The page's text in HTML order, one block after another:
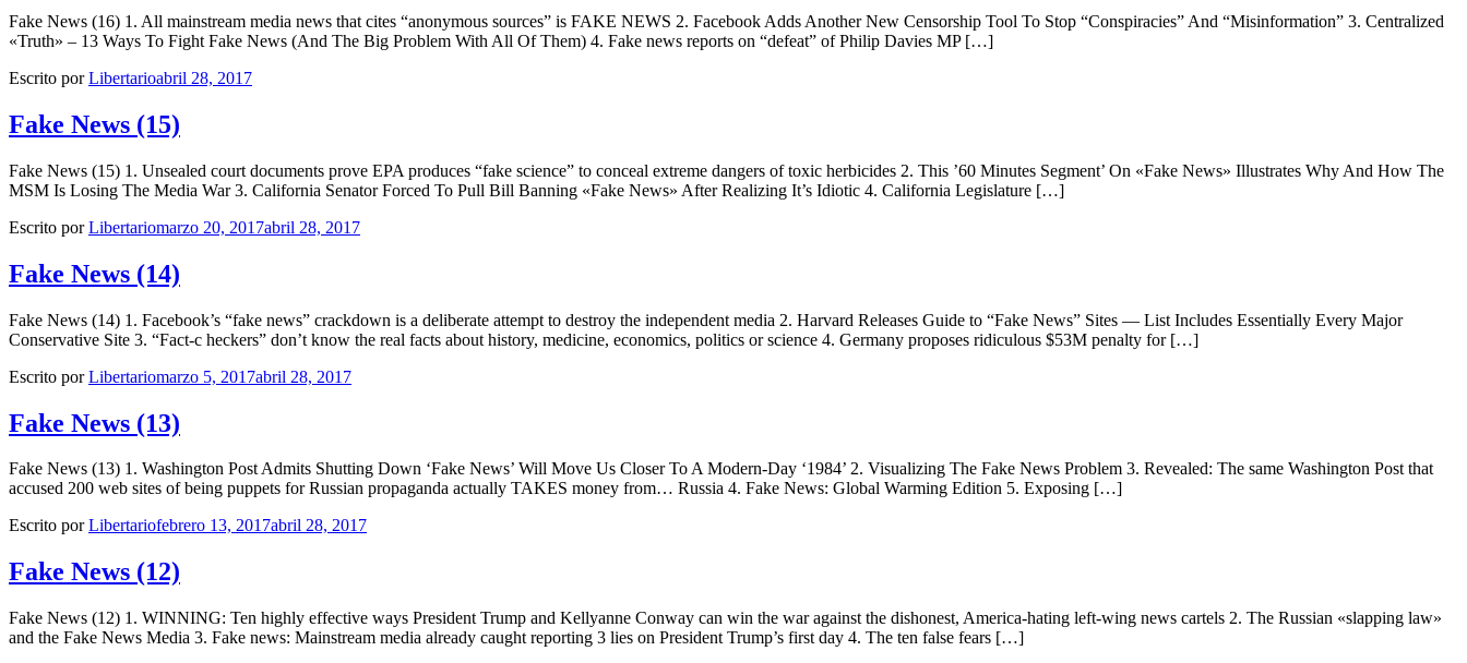
Fake News (16) 1. All mainstream media news that cites “anonymous sources” is FAKE NEWS 2. Facebook Adds Another New Censorship Tool To Stop “Conspiracies” And “Misinformation” 3. Centralized
«Truth» – 13 Ways To Fight Fake News (And The Big Problem With All Of Them) 4. Fake news reports on “defeat” of Philip Davies MP […]
Escrito porLibertarioabril 28, 2017
Fake News (15)
Fake News (15) 1. Unsealed court documents prove EPA produces “fake science” to conceal extreme dangers of toxic herbicides 2. This ’60 Minutes Segment’ On «Fake News» Illustrates Why And How The
MSM Is Losing The Media War 3. California Senator Forced To Pull Bill Banning «Fake News» After Realizing It’s Idiotic 4. California Legislature […]
Escrito porLibertariomarzo 20, 2017abril 28, 2017
Fake News (14)
Fake News (14) 1. Facebook’s “fake news” crackdown is a deliberate attempt to destroy the independent media 2. Harvard Releases Guide to “Fake News” Sites — List Includes Essentially Every Major
Conservative Site 3. “Fact-c heckers” don’t know the real facts about history, medicine, economics, politics or science 4. Germany proposes ridiculous $53M penalty for […]
Escrito porLibertariomarzo 5, 2017abril 28, 2017
Fake News (13)
Fake News (13) 1. Washington Post Admits Shutting Down ‘Fake News’ Will Move Us Closer To A Modern-Day ‘1984’ 2. Visualizing The Fake News Problem 3. Revealed: The same Washington Post that
accused 200 web sites of being puppets for Russian propaganda actually TAKES money from… Russia 4. Fake News: Global Warming Edition 5. Exposing […]
Escrito porLibertariofebrero 13, 2017abril 28, 2017
Fake News (12)
Fake News (12) 1. WINNING: Ten highly effective ways President Trump and Kellyanne Conway can win the war against the dishonest, America-hating left-wing news cartels 2. The Russian «slapping law»
and the Fake News Media 3. Fake news: Mainstream media already caught reporting 3 lies on President Trump’s first day 4. The ten false fears […]